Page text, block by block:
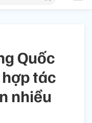
Quốc
tác
nhiều